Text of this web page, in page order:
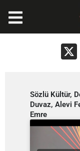
atla
Sözlü Kültür,
Duvaz, Alevi
Emre